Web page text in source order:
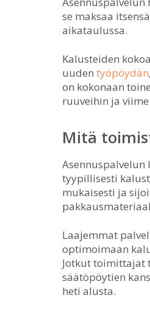
se maksaa
aikataulussa.
Kalusteiden
uuden työpöydän
on kokonaan
ruuveihin ja
Mitä
tyypillisesti
mukaisesti ja
Laajemmat
optimoimaan
Jotkut toimittajat
säätöpöytien
heti alusta.